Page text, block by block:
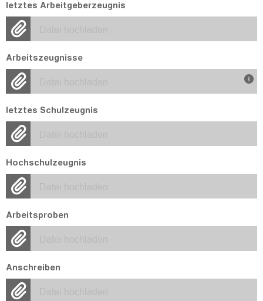
letztes Arbeitgeberzeugnis
Arbeitszeugnisse
letztes Schulzeugnis
Hochschulzeugnis
Arbeitsproben
Anschreiben